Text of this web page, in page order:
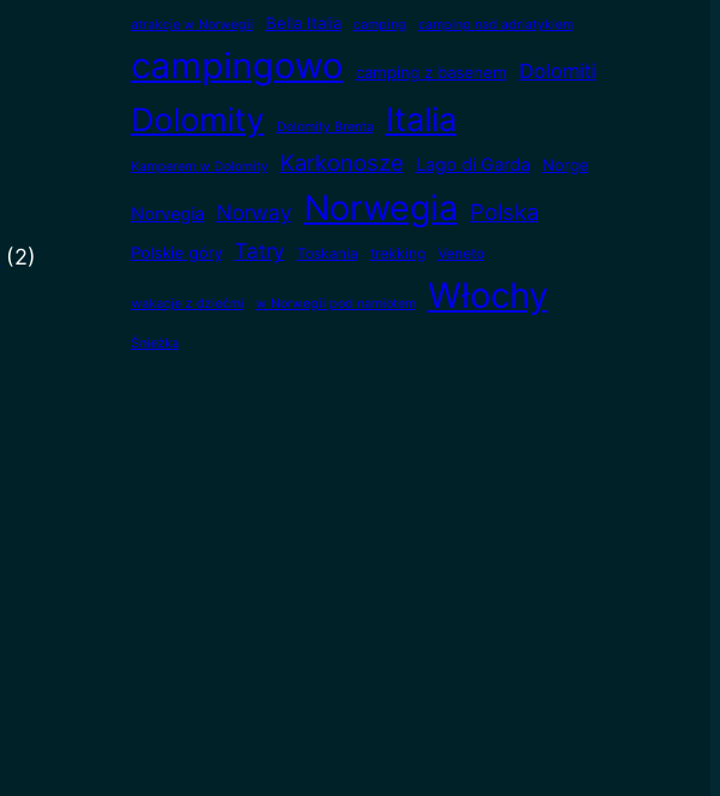
(2)
atrakcje w Norwegii Bella Italia camping camping nad adriatykiem
campingowo camping z basenem Dolomiti
Dolomity Dolomity Brenta Italia
Kamperem w Dolomity Karkonosze Lago di Garda Norge
Norvegia Norway Norwegia Polska
Polskie góry Tatry Toskania trekking Veneto
wakacje z dziećmi w Norwegii pod namiotem Włochy
Śnieżka